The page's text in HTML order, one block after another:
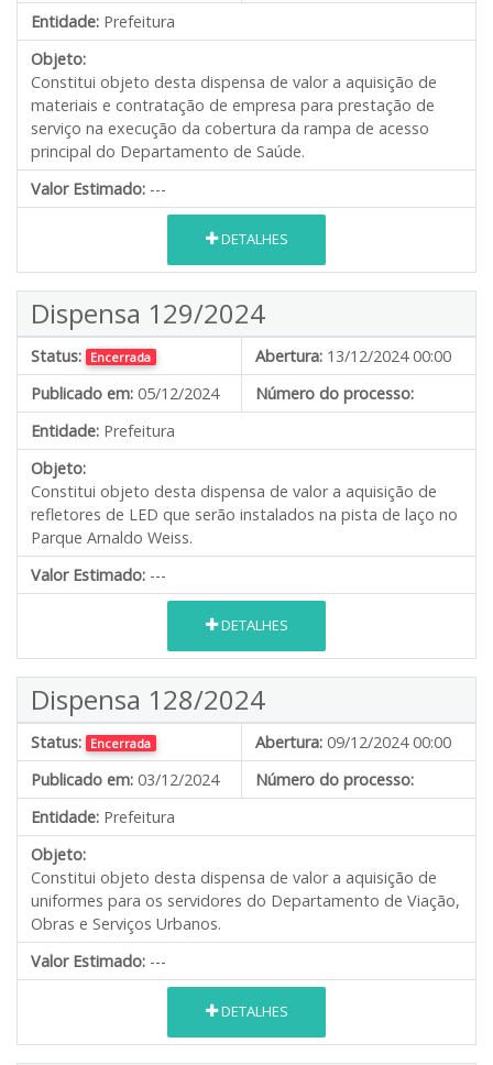
Entidade: Prefeitura
Objeto:
Constitui objeto desta dispensa de valor a aquisição de
materiais e contratação de empresa para prestação de
serviço na execução da cobertura da rampa de acesso
principal do Departamento de Saúde.
Valor Estimado: ---
DETALHES
Dispensa 129/2024
Status: Encerrada Abertura: 13/12/2024 00:00
Publicado em: 05/12/2024
Número do processo:
Entidade: Prefeitura
Objeto:
Constitui objeto desta dispensa de valor a aquisição de
refletores de LED que serão instalados na pista de laço no
Parque Arnaldo Weiss.
Valor Estimado: ---
DETALHES
Dispensa 128/2024
Status: Encerrada Abertura: 09/12/2024 00:00
Publicado em: 03/12/2024
Número do processo:
Entidade: Prefeitura
Objeto:
Constitui objeto desta dispensa de valor a aquisição de
uniformes para os servidores do Departamento de Viação,
Obras e Serviços Urbanos.
Valor Estimado: ---
DETALHES